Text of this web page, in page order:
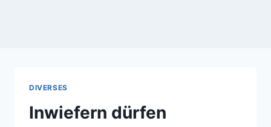
DIVERSES
Inwiefern dürfen